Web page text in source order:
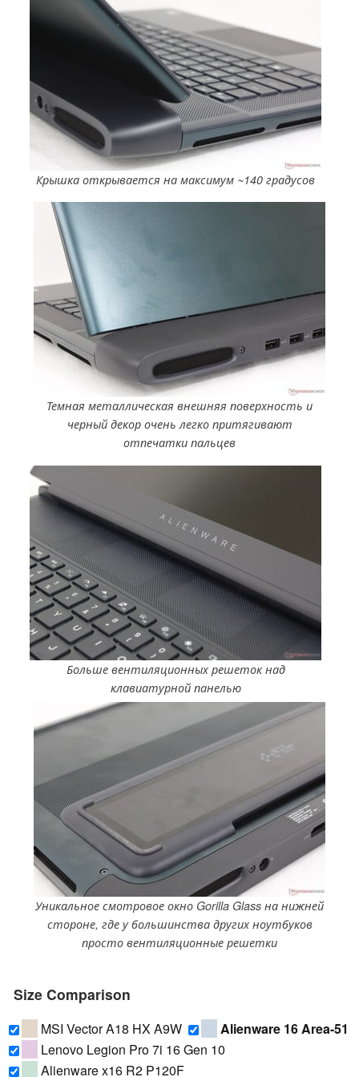
Крышка открывается на максимум ~140 градусов
Темная металлическая внешняя поверхность и
черный декор очень легко притягивают
отпечатки пальцев
Больше вентиляционных решеток над
клавиатурной панелью
Уникальное смотровое окно Gorilla Glass на нижней
стороне, где у большинства других ноутбуков
просто вентиляционные решетки
Size Comparison
MSI Vector A18 HX A9W
Alienware 16 Area-51
Lenovo Legion Pro 7i 16 Gen 10
Alienware x16 R2 P120F